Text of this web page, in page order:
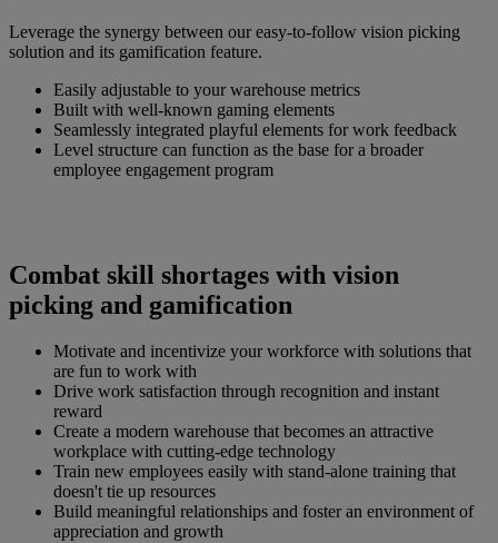
Leverage the synergy between our easy-to-follow vision picking
solution and its gamification feature.
Easily adjustable to your warehouse metrics
Built with well-known gaming elements
Seamlessly integrated playful elements for work feedback
Level structure can function as the base for a broader
employee engagement program
Combat skill shortages with vision
picking and gamification
Motivate and incentivize your workforce with solutions that
are fun to work with
Drive work satisfaction through recognition and instant
reward
Create a modern warehouse that becomes an attractive
workplace with cutting-edge technology
Train new employees easily with stand-alone training that
doesn't tie up resources
Build meaningful relationships and foster an environment of
appreciation and growth